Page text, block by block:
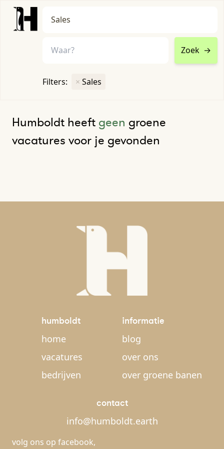
Zoek →
Filters: × Sales
Humboldt heeft geen groene
vacatures voor je gevonden
humboldt
home
vacatures
bedrijven
informatie
blog
over ons
over groene banen
contact
info@humboldt.earth
volg ons op facebook,